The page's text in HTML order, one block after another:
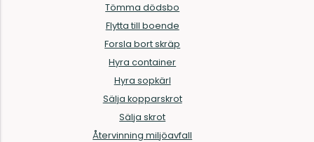
Tömma dödsbo
Flytta till boende
Forsla bort skräp
Hyra container
Hyra sopkärl
Sälja kopparskrot
Sälja skrot
Återvinning miljöavfall